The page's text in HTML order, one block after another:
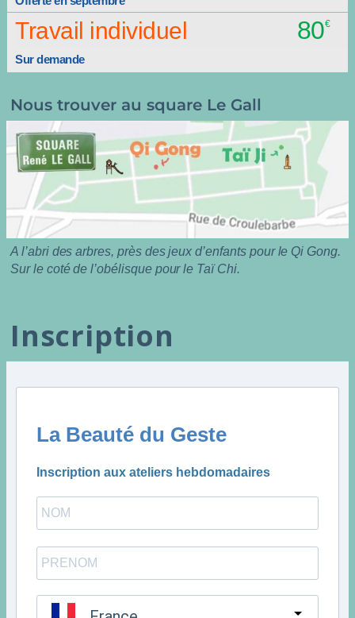
Travail individuel 80
Sur demande
Nous trouver au square Le Gall
A l’abri des arbres, près des jeux d’enfants pour le Qi Gong.
Sur le coté de l’obélisque pour le Taï Chi.
Inscription
La Beauté du Geste
Inscription aux ateliers hebdomadaires